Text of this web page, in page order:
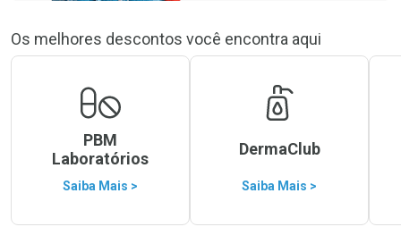
Os melhores descontos você encontra aqui
PBM
Laboratórios
Saiba Mais >
DermaClub
Saiba Mais >